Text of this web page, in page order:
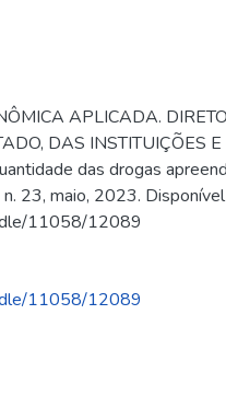
APLICADA.
DAS INSTITUIÇÕES
das drogas
23, maio, 2023.
11058/12089
11058/12089